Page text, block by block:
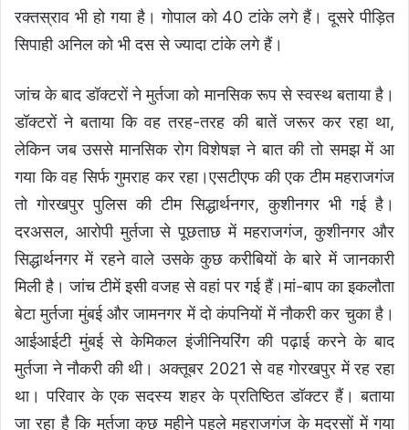
रक्तस्राव भी हो गया है। गोपाल को 40 टांके लगे हैं। दूसरे पीड़ित
सिपाही अनिल को भी दस से ज्यादा टांके लगे हैं।
जांच के बाद डॉक्टरों ने मुर्तजा को मानसिक रूप से स्वस्थ बताया है।
डॉक्टरों ने बताया कि वह तरह-तरह की बातें जरूर कर रहा था,
लेकिन जब उससे मानसिक रोग विशेषज्ञ ने बात की तो समझ में आ
गया कि वह सिर्फ गुमराह कर रहा।एसटीएफ की एक टीम महराजगंज
तो गोरखपुर पुलिस की टीम सिद्धार्थनगर, कुशीनगर भी गई है।
दरअसल, आरोपी मुर्तजा से पूछताछ में महराजगंज, कुशीनगर और
सिद्धार्थनगर में रहने वाले उसके कुछ करीबियों के बारे में जानकारी
मिली है। जांच टीमें इसी वजह से वहां पर गई हैं।मां-बाप का इकलौता
बेटा मुर्तजा मुंबई और जामनगर में दो कंपनियों में नौकरी कर चुका है।
आईआईटी मुंबई से केमिकल इंजीनियरिंग की पढ़ाई करने के बाद
मुर्तजा ने नौकरी की थी। अक्तूबर 2021 से वह गोरखपुर में रह रहा
था। परिवार के एक सदस्य शहर के प्रतिष्ठित डॉक्टर हैं। बताया
जा रहा है कि मुर्तजा कुछ महीने पहले महराजगंज के मदरसों में गया